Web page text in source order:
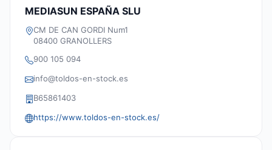
MEDIASUN ESPAÑA SLU
CM DE CAN GORDI Num1
08400 GRANOLLERS
900 105 094
info@toldos-en-stock.es
B65861403
https://www.toldos-en-stock.es/